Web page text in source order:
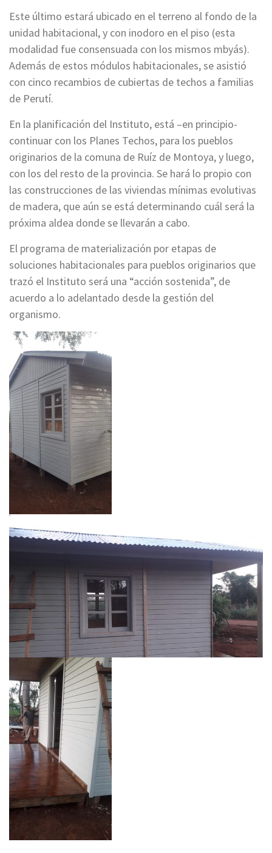
Este último estará ubicado en el terreno al fondo de la
unidad habitacional, y con inodoro en el piso (esta
modalidad fue consensuada con los mismos mbyás).
Además de estos módulos habitacionales, se asistió
con cinco recambios de cubiertas de techos a familias
de Perutí.
En la planificación del Instituto, está –en principio-
continuar con los Planes Techos, para los pueblos
originarios de la comuna de Ruíz de Montoya, y luego,
con los del resto de la provincia. Se hará lo propio con
las construcciones de las viviendas mínimas evolutivas
de madera, que aún se está determinando cuál será la
próxima aldea donde se llevarán a cabo.
El programa de materialización por etapas de
soluciones habitacionales para pueblos originarios que
trazó el Instituto será una “acción sostenida”, de
acuerdo a lo adelantado desde la gestión del
organismo.